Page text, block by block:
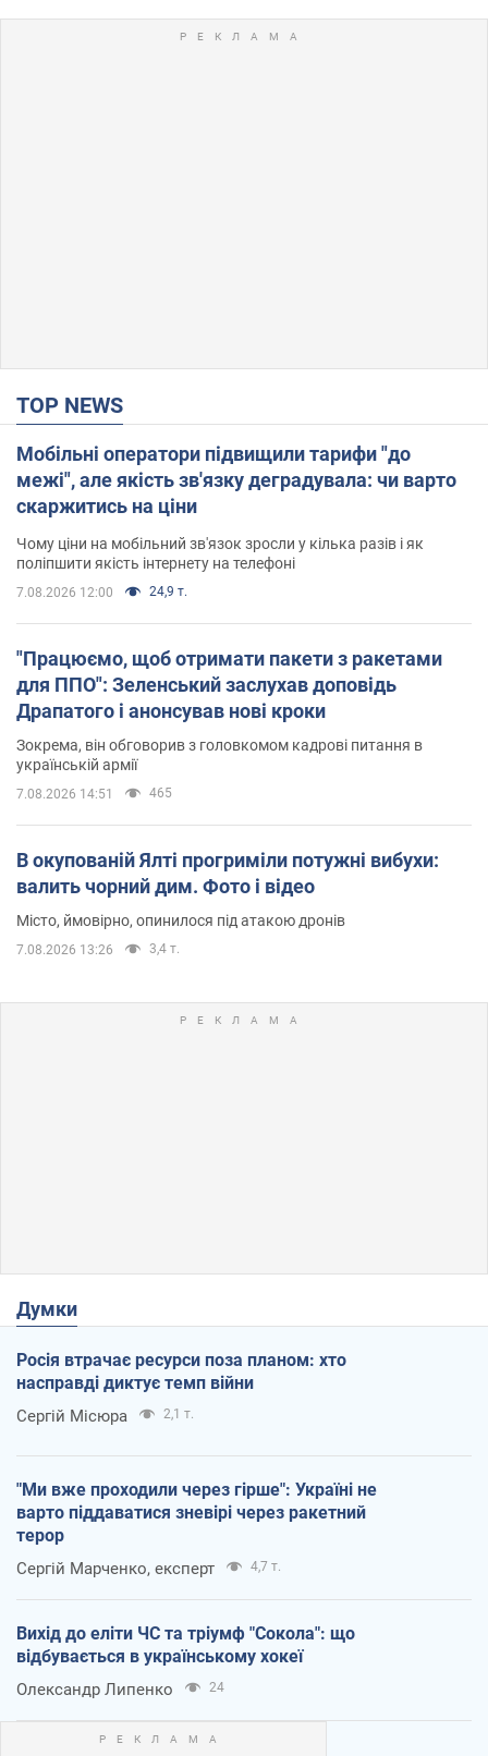
TOP NEWS
Мобільні оператори підвищили тарифи "до
межі", але якість зв'язку деградувала: чи варто
скаржитись на ціни
Чому ціни на мобільний зв'язок зросли у кілька разів і як
поліпшити якість інтернету на телефоні
7.08.2026 12:00 24,9 т.
"Працюємо, щоб отримати пакети з ракетами
для ППО": Зеленський заслухав доповідь
Драпатого і анонсував нові кроки
Зокрема, він обговорив з головкомом кадрові питання в
українській армії
7.08.2026 14:51 465
В окупованій Ялті прогриміли потужні вибухи:
валить чорний дим. Фото і відео
Місто, ймовірно, опинилося під атакою дронів
7.08.2026 13:26 3,4 т.
Думки
Росія втрачає ресурси поза планом: хто
насправді диктує темп війни
Сергій Місюра 2,1 т.
"Ми вже проходили через гірше": Україні не
варто піддаватися зневірі через ракетний
терор
Сергій Марченко, експерт 4,7 т.
Вихід до еліти ЧС та тріумф "Сокола": що
відбувається в українському хокеї
Олександр Липенко 24